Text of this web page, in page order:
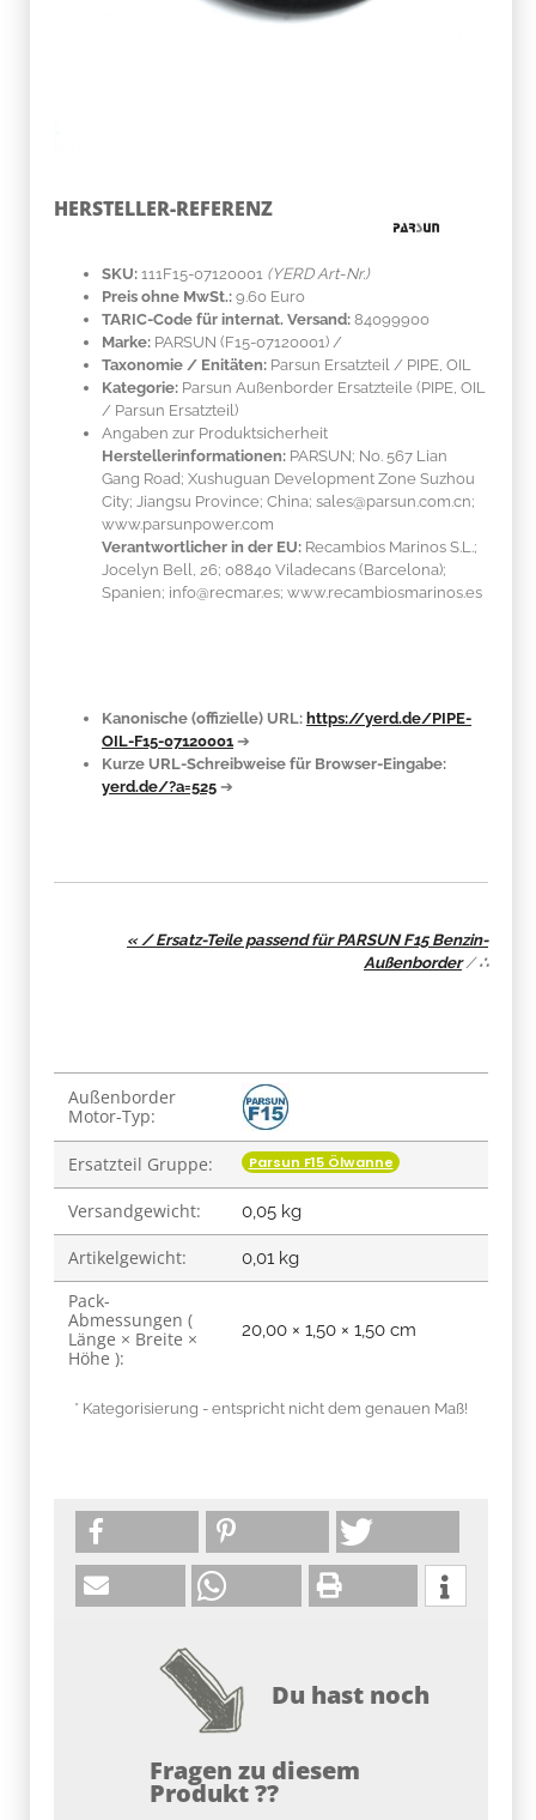
HERSTELLER-REFERENZ
SKU: 111F15-07120001 (YERD Art-Nr.)
Preis ohne MwSt.: 9.60 Euro
TARIC-Code für internat. Versand: 84099900
Marke: PARSUN (F15-07120001) /
Taxonomie / Enitäten: Parsun Ersatzteil / PIPE, OIL
Kategorie: Parsun Außenborder Ersatzteile (PIPE, OIL
/ Parsun Ersatzteil)
Angaben zur Produktsicherheit
Herstellerinformationen: PARSUN; No. 567 Lian
Gang Road; Xushuguan Development Zone Suzhou
City; Jiangsu Province; China; sales@parsun.com.cn;
www.parsunpower.com
Verantwortlicher in der EU: Recambios Marinos S.L.;
Jocelyn Bell, 26; 08840 Viladecans (Barcelona);
Spanien; info@recmar.es; www.recambiosmarinos.es
Kanonische (offizielle) URL: https://yerd.de/PIPE-
OIL-F15-07120001 ➔
Kurze URL-Schreibweise für Browser-Eingabe:
yerd.de/?a=525 ➔
« / Ersatz-Teile passend für PARSUN F15 Benzin-
Außenborder/∴
Produkteigenschaft
Wert
Außenborder
Motor-Typ:
Ersatzteil Gruppe: Parsun F15 Ölwanne
Versandgewicht: 0,05 kg
Artikelgewicht: 0,01 kg
Pack-
Abmessungen (
Länge × Breite ×
Höhe ):
20,00 × 1,50 × 1,50 cm
* Kategorisierung - entspricht nicht dem genauen Maß!
Du hast noch
Fragen zu diesem
Produkt ??